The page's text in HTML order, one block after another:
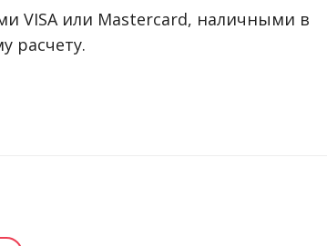
VISA или Mastercard, наличными в
расчету.